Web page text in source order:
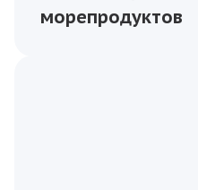
морепродуктов